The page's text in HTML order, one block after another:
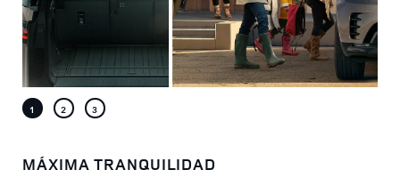
MÁXIMA TRANQUILIDAD